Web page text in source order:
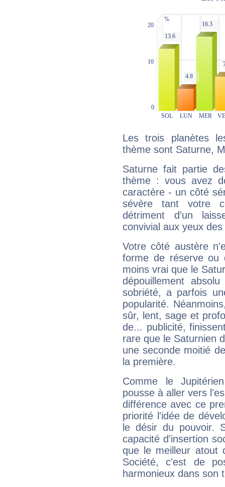
Les trois planètes
thème sont Saturne,
Saturne fait partie
thème : vous avez
caractère - un côté
sévère tant votre
détriment d'un
convivial aux yeux
Votre côté austère
forme de réserve
moins vrai que le
dépouillement
sobriété, a parfois
popularité.
sûr, lent, sage et
de... publicité,
rare que le Saturnien
une seconde moitié
la première.
Comme le
pousse à aller vers
différence avec ce
priorité l'idée de
le désir du pouvoir.
capacité d'insertion
que le meilleur atout
Société, c'est de
harmonieux dans son